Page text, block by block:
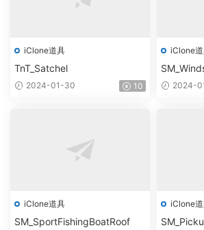
iClone道具
TnT_Satchel
2024-01-30 10
iClone
2024-
iClone道具
SM_SportFishingBoatRoof
iClone